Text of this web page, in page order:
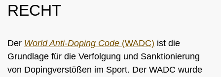
ÜBERSICHT
AUFSICHTSRAT
NATIONALES UND INTERNATIONALES
ENGAGEMENT
ÜBERSICHT
WADC
MEDIZIN
ÜBERSICHT
KONTROLLEN
RECHT
Der World Anti-Doping Code (WADC) ist die
Grundlage für die Verfolgung und Sanktionierung
von Dopingverstößen im Sport. Der WADC wurde